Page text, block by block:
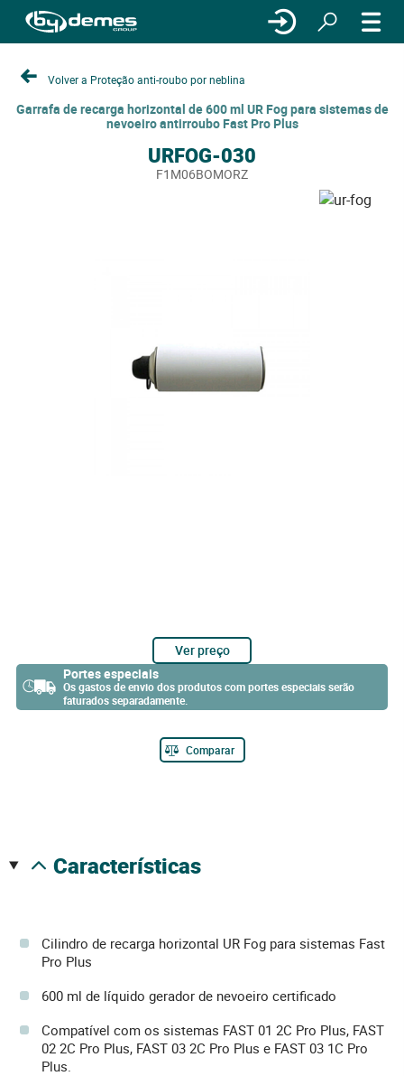
Volver a Proteção anti-roubo por neblina
Garrafa de recarga horizontal de 600 ml UR Fog para sistemas de
nevoeiro antirroubo Fast Pro Plus
URFOG-030
F1M06BOMORZ
Ver preço
Portes especiais
Os gastos de envio dos produtos com portes especiais serão
faturados separadamente.
Comparar
características
Cilindro de recarga horizontal UR Fog para sistemas Fast
Pro Plus
600 ml de líquido gerador de nevoeiro certificado
Compatível com os sistemas FAST 01 2C Pro Plus, FAST
02 2C Pro Plus, FAST 03 2C Pro Plus e FAST 03 1C Pro
Plus.